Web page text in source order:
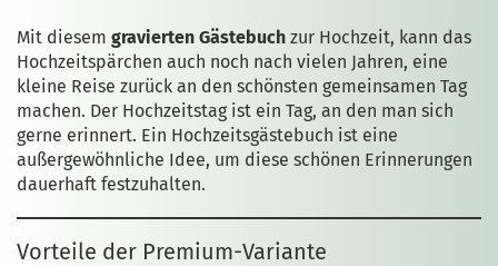
Mit diesem gravierten Gästebuch zur Hochzeit, kann das
Hochzeitspärchen auch noch nach vielen Jahren, eine
kleine Reise zurück an den schönsten gemeinsamen Tag
machen. Der Hochzeitstag ist ein Tag, an den man sich
gerne erinnert. Ein Hochzeitsgästebuch ist eine
außergewöhnliche Idee, um diese schönen Erinnerungen
dauerhaft festzuhalten.
Vorteile der Premium-Variante